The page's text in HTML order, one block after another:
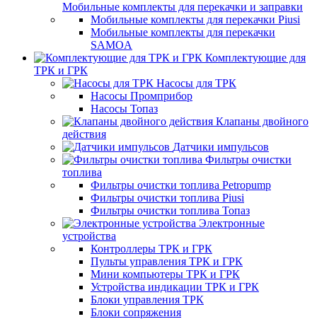
Мобильные комплекты для перекачки и заправки
Мобильные комплекты для перекачки Piusi
Мобильные комплекты для перекачки
SAMOA
Комплектующие для
ТРК и ГРК
Насосы для ТРК
Насосы Промприбор
Насосы Топаз
Клапаны двойного
действия
Датчики импульсов
Фильтры очистки
топлива
Фильтры очистки топлива Petropump
Фильтры очистки топлива Piusi
Фильтры очистки топлива Топаз
Электронные
устройства
Контроллеры ТРК и ГРК
Пульты управления ТРК и ГРК
Мини компьютеры ТРК и ГРК
Устройства индикации ТРК и ГРК
Блоки управления ТРК
Блоки сопряжения